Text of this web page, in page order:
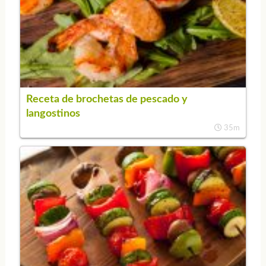
Receta de brochetas de pescado y
langostinos
35m